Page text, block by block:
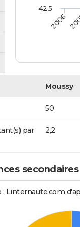
2006
42,5
Moussy
50
par
2,2
secondaires
Linternaute.com